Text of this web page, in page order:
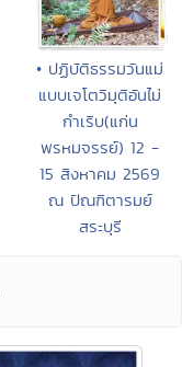
• ปฏิบัติธรรมวันแม่
แบบเจโตวิมุติอันไม่
กำเริบ(แก่น
พรหมจรรย์) 12 -
15 สิงหาคม 2569
ณ ปัณฑิตารมย์
สระบุรี